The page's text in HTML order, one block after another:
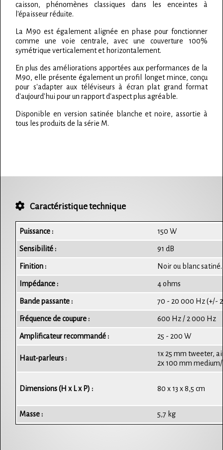
caisson, phénomènes classiques dans les enceintes à
l'épaisseur réduite.
La M90 est également alignée en phase pour fonctionner
comme une voie centrale, avec une couverture 100%
symétrique verticalement et horizontalement.
En plus des améliorations apportées aux performances de la
M90, elle présente également un profil longet mince, conçu
pour s'adapter aux téléviseurs à écran plat grand format
d'aujourd'hui pour un rapport d'aspect plus agréable.
Disponible en version satinée blanche et noire, assortie à
tous les produits de la série M.
Caractéristique technique
Puissance : 150 W
Sensibilité : 91 dB
Finition : Noir ou blanc satiné.
Impédance : 4 ohms
Bande passante : 70 - 20 000 Hz (+/-
Fréquence de coupure : 600 Hz / 2 000 Hz
Amplificateur recommandé : 25 - 200 W
Haut-parleurs :
1x 25 mm tweeter,
2x 100 mm
Dimensions (H x L x P) : 80 x 13 x 8,5 cm
Masse : 5,7 kg